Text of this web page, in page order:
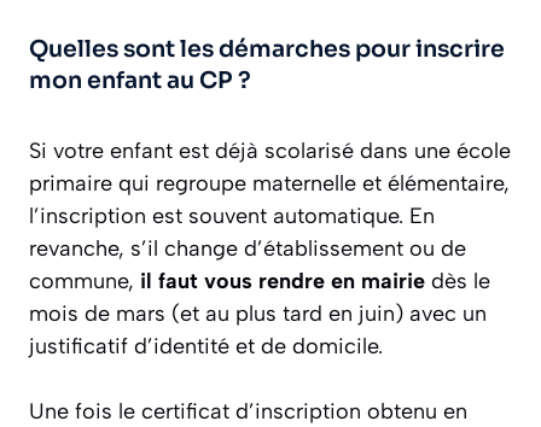
Quelles sont les démarches pour inscrire
mon enfant au CP ?
Si votre enfant est déjà scolarisé dans une école
primaire qui regroupe maternelle et élémentaire,
l’inscription est souvent automatique. En
revanche, s’il change d’établissement ou de
commune, il faut vous rendre en mairie dès le
mois de mars (et au plus tard en juin) avec un
justificatif d’identité et de domicile.
Une fois le certificat d’inscription obtenu en